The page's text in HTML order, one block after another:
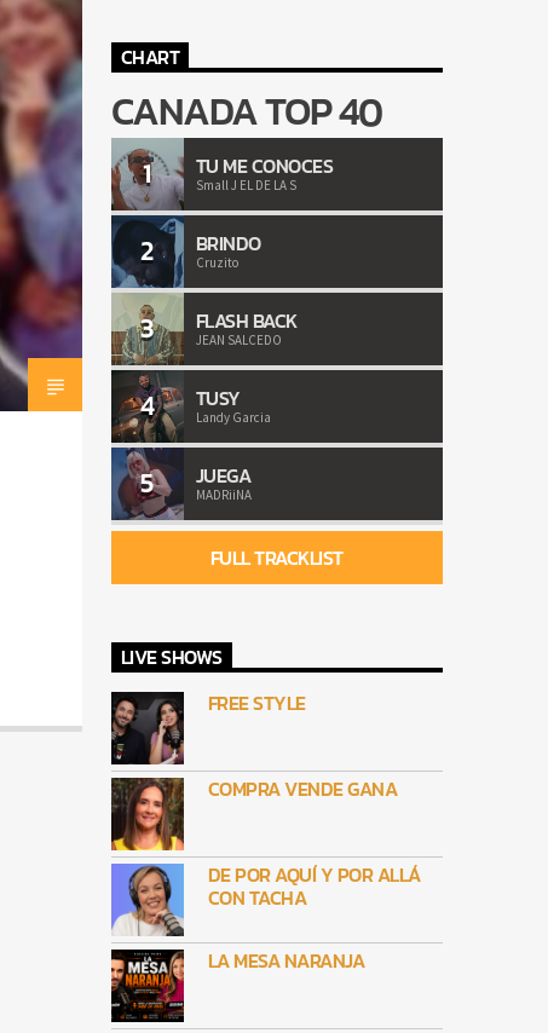
CHART
CANADA TOP 40
1 TU ME CONOCES
Small J EL DE LA S
2 BRINDO
Cruzito
3 FLASH BACK
JEAN SALCEDO
4 TUSY
Landy Garcia
5 JUEGA
MADRiiNA
FULL TRACKLIST
LIVE SHOWS
FREE STYLE
COMPRA VENDE GANA
DE POR AQUÍ Y POR ALLÁ
CON TACHA
LA MESA NARANJA